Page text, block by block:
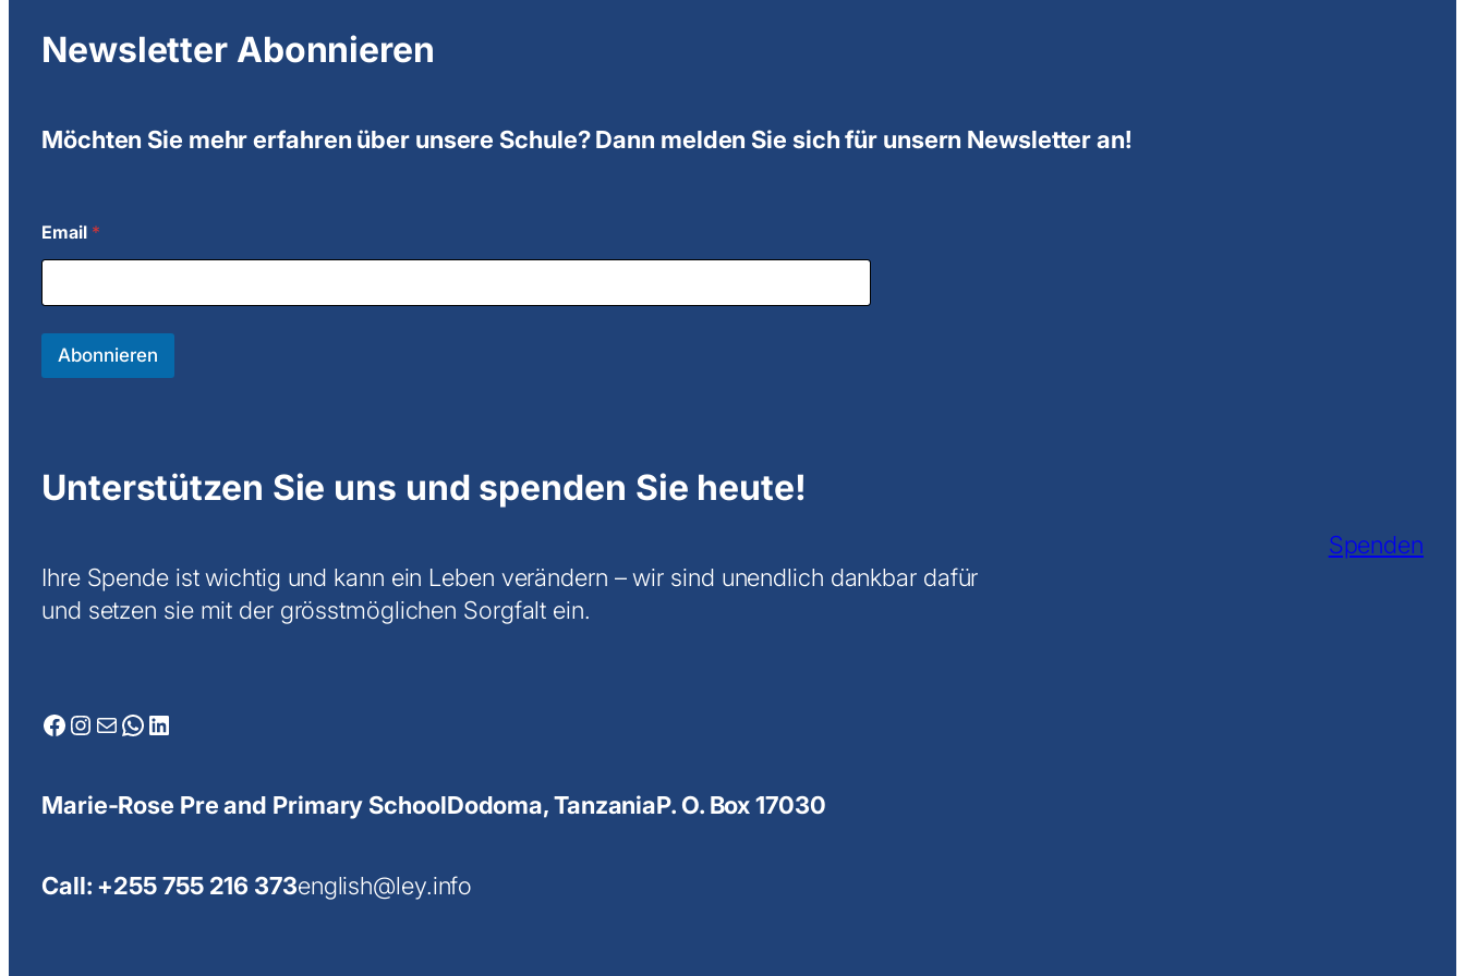
Newsletter Abonnieren
Möchten Sie mehr erfahren über unsere Schule? Dann melden Sie sich für unsern Newsletter an!
m
i
l
m
m
a
Email *
Abonnieren
Unterstützen Sie uns und spenden Sie heute!
Ihre Spende ist wichtig und kann ein Leben verändern – wir sind unendlich dankbar dafür
und setzen sie mit der grösstmöglichen Sorgfalt ein.
Spenden
Facebook
Instagram
MailWhatsApp
LinkedIn
Marie-Rose Pre and Primary SchoolDodoma, TanzaniaP. O. Box 17030
Call: +255 755 216 373english@ley.info